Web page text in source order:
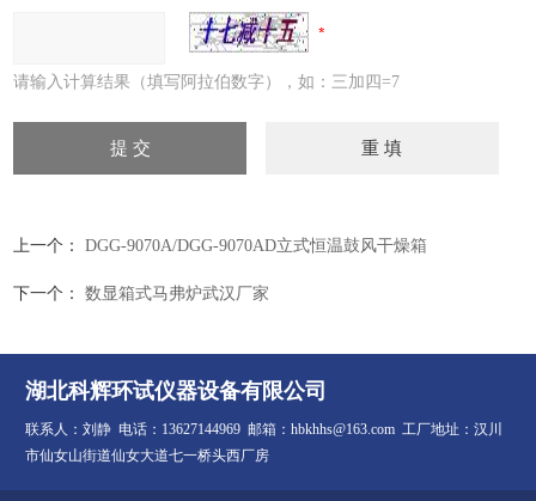
请输入计算结果（填写阿拉伯数字），如：三加四=7
上一个： DGG-9070A/DGG-9070AD立式恒温鼓风干燥箱
下一个： 数显箱式马弗炉武汉厂家
湖北科辉环试仪器设备有限公司
联系人：刘静 电话：13627144969 邮箱：hbkhhs@163.com 工厂地址：汉川
市仙女山街道仙女大道七一桥头西厂房